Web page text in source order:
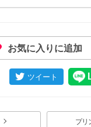
お気に入りに追加
プリ